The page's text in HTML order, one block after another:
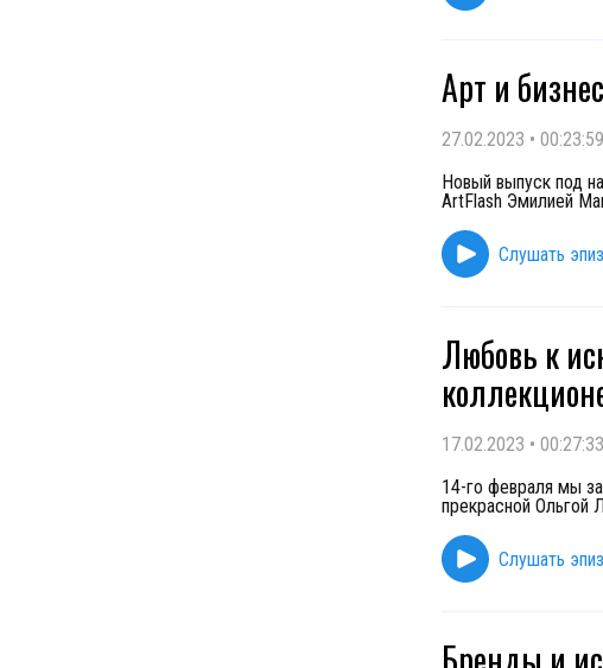
Арт и
27.02.2023 • 00:23:59
Новый выпуск под
ArtFlash Эмилией
Слушать
Любовь к
17.02.2023 • 00:27:33
14-го февраля мы
прекрасной Ольгой
Слушать